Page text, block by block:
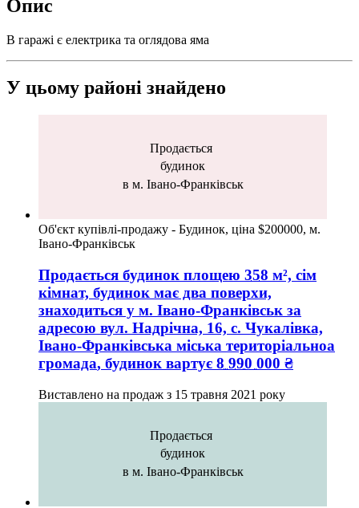
Опис
В гаражі є електрика та оглядова яма
У цьому районі знайдено
Продається
будинок
в м. Івано-Франківськ
Об'єкт купівлі-продажу - Будинок, ціна $200000, м.
Івано-Франківськ
Продається будинок площею 358 м², сім
кімнат, будинок має два поверхи,
знаходиться у м. Івано-Франківськ за
адресою вул. Надрічна, 16, с. Чукалівка,
Івано-Франківська міська територіальноа
громада, будинок вартує 8 990 000 ₴
Виставлено на продаж з 15 травня 2021 року
Продається
будинок
в м. Івано-Франківськ